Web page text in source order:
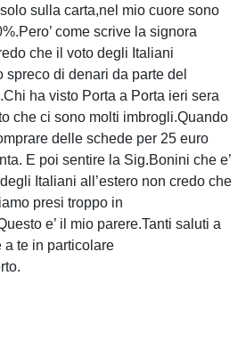
sulla carta,nel mio cuore sono
come scrive la signora
che il voto degli Italiani
spreco di denari da parte del
ha visto Porta a Porta ieri sera
che ci sono molti imbrogli.Quando
delle schede per 25 euro
E poi sentire la Sig.Bonini che e’
Italiani all’estero non credo che
presi troppo in
e’ il mio parere.Tanti saluti a
a te in particolare